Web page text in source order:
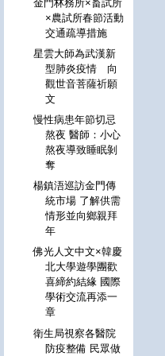
金門林務所×畜試所
×農試所春節活動
交通疏導措施
星雲大師為武漢新
型肺炎疫情 向
觀世音菩薩祈願
文
慢性病患年節切忌
熬夜 醫師：小心
熬夜導致睡眠剝
奪
楊鎮浯巡訪金門傳
統市場 了解供需
情形並向鄉親拜
年
佛光人文中文×韓慶
北大學遊學團歡
喜締約結緣 國際
學術交流再添一
章
衛生局視察各醫院
防疫整備 民眾做